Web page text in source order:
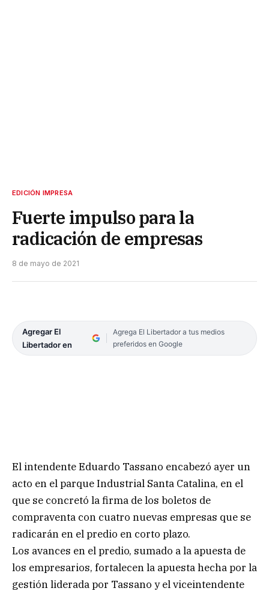
EDICIÓN IMPRESA
Fuerte impulso para la
radicación de empresas
8 de mayo de 2021
Agregar El
Libertador en
Agrega El Libertador a tus medios
preferidos en Google
El intendente Eduardo Tassano encabezó ayer un
acto en el parque Industrial Santa Catalina, en el
que se concretó la firma de los boletos de
compraventa con cuatro nuevas empresas que se
radicarán en el predio en corto plazo.
Los avances en el predio, sumado a la apuesta de
los empresarios, fortalecen la apuesta hecha por la
gestión liderada por Tassano y el viceintendente